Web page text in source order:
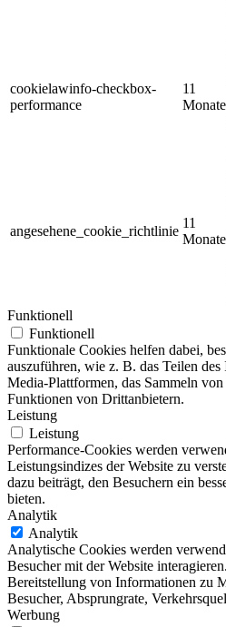
cookielawinfo-checkbox-
performance
11
Monate
angesehene_cookie_richtlinie
11
Monate
Funktionell
Funktionell
Funktionale Cookies helfen dabei,
auszuführen, wie z. B. das Teilen
Media-Plattformen, das Sammeln
Funktionen von Drittanbietern.
Leistung
Leistung
Performance-Cookies werden
Leistungsindizes der Website zu
dazu beiträgt, den Besuchern ein
bieten.
Analytik
Analytik
Analytische Cookies werden
Besucher mit der Website
Bereitstellung von Informationen zu
Besucher, Absprungrate,
Werbung